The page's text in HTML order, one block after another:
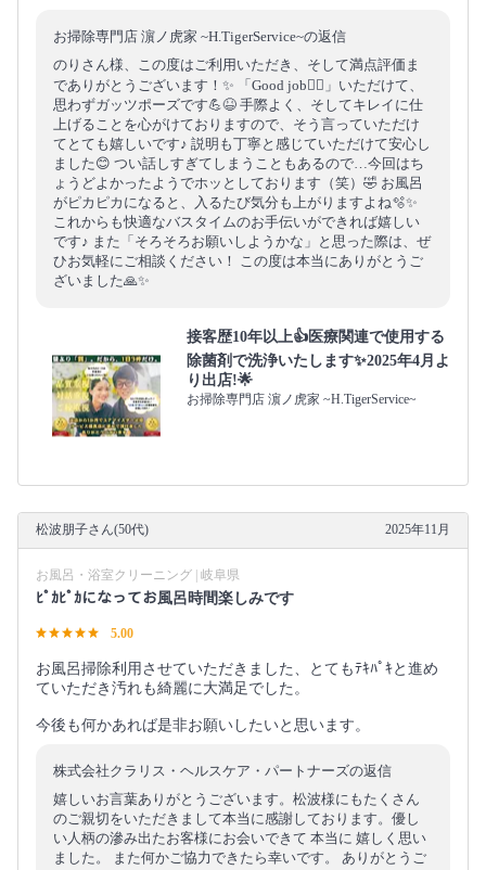
お掃除専門店 濵ノ虎家 ~H.TigerService~の返信
のりさん様、この度はご利用いただき、そして満点評価ま
でありがとうございます！✨ 「Good job👍🏻」いただけて、
思わずガッツポーズです💪😆 手際よく、そしてキレイに仕
上げることを心がけておりますので、そう言っていただけ
てとても嬉しいです♪ 説明も丁寧と感じていただけて安心し
ました😊 つい話しすぎてしまうこともあるので…今回はち
ょうどよかったようでホッとしております（笑）🤣 お風呂
がピカピカになると、入るたび気分も上がりますよね🫧✨
これからも快適なバスタイムのお手伝いができれば嬉しい
です♪ また「そろそろお願いしようかな」と思った際は、ぜ
ひお気軽にご相談ください！ この度は本当にありがとうご
ざいました🙏✨
接客歴10年以上👍医療関連で使用する
除菌剤で洗浄いたします✨2025年4月よ
り出店!🌟
お掃除専門店 濵ノ虎家 ~H.TigerService~
松波朋子さん(50代) 2025年11月
お風呂・浴室クリーニング | 岐阜県
ﾋﾟｶﾋﾟｶになってお風呂時間楽しみです
5.00
お風呂掃除利用させていただきました、とてもﾃｷﾊﾟｷと進め
ていただき汚れも綺麗に大満足でした。
今後も何かあれば是非お願いしたいと思います。
株式会社クラリス・ヘルスケア・パートナーズの返信
嬉しいお言葉ありがとうございます。松波様にもたくさん
のご親切をいただきまして本当に感謝しております。優し
い人柄の滲み出たお客様にお会いできて 本当に 嬉しく思い
ました。 また何かご協力できたら幸いです。 ありがとうご